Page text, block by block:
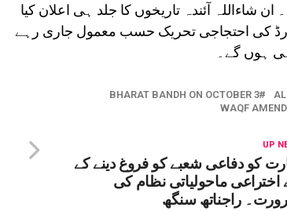
شاءاللہ آئندہ تاریخوں کا جلد ہی اعلان کیا
ترمیمی قانون 2025 کے خلاف بورڈ کی احتجاجی تحریک حسب معمول جاری رہے
ہوں گے۔
BHARAT BANDH ON OCTOBER 3
WAQF
UP
کو دفاعی شعبے کو فروغ دینے کے
اختراعی ماحولیاتی نظام کی
راجناتھ سنگھ